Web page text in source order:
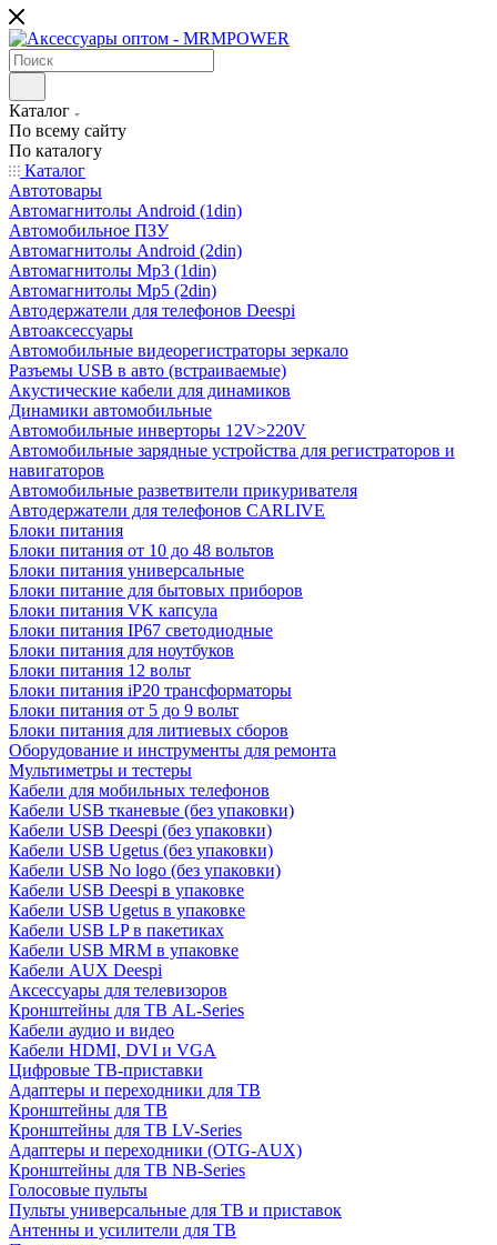
Каталог
По всему сайту
По каталогу
Каталог
Автотовары
Автомагнитолы Android (1din)
Автомобильное ПЗУ
Автомагнитолы Android (2din)
Автомагнитолы Mp3 (1din)
Автомагнитолы Mp5 (2din)
Автодержатели для телефонов Deespi
Автоаксессуары
Автомобильные видеорегистраторы зеркало
Разъемы USB в авто (встраиваемые)
Акустические кабели для динамиков
Динамики автомобильные
Автомобильные инверторы 12V>220V
Автомобильные зарядные устройства для регистраторов и
навигаторов
Автомобильные разветвители прикуривателя
Автодержатели для телефонов CARLIVE
Блоки питания
Блоки питания от 10 до 48 вольтов
Блоки питания универсальные
Блоки питание для бытовых приборов
Блоки питания VK капсула
Блоки питания IP67 светодиодные
Блоки питания для ноутбуков
Блоки питания 12 вольт
Блоки питания iP20 трансформаторы
Блоки питания от 5 до 9 вольт
Блоки питания для литиевых сборов
Оборудование и инструменты для ремонта
Мультиметры и тестеры
Кабели для мобильных телефонов
Кабели USB тканевые (без упаковки)
Кабели USB Deespi (без упаковки)
Кабели USB Ugetus (без упаковки)
Кабели USB No logo (без упаковки)
Кабели USB Deespi в упаковке
Кабели USB Ugetus в упаковке
Кабели USB LP в пакетиках
Кабели USB MRM в упаковке
Кабели AUX Deespi
Аксессуары для телевизоров
Кронштейны для ТВ AL-Series
Кабели аудио и видео
Кабели HDMI, DVI и VGA
Цифровые ТВ-приставки
Адаптеры и переходники для ТВ
Кронштейны для ТВ
Кронштейны для ТВ LV-Series
Адаптеры и переходники (OTG-AUX)
Кронштейны для ТВ NB-Series
Голосовые пульты
Пульты универсальные для ТВ и приставок
Антенны и усилители для ТВ